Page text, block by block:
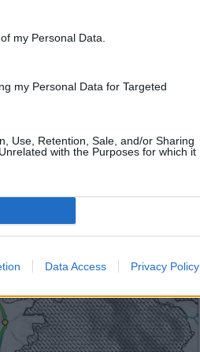
my Personal Data.
my Personal Data for Targeted
Use, Retention, Sale, and/or Sharing
with the Purposes for which it
Data Access Privacy Policy
a nemzeti park hegyi